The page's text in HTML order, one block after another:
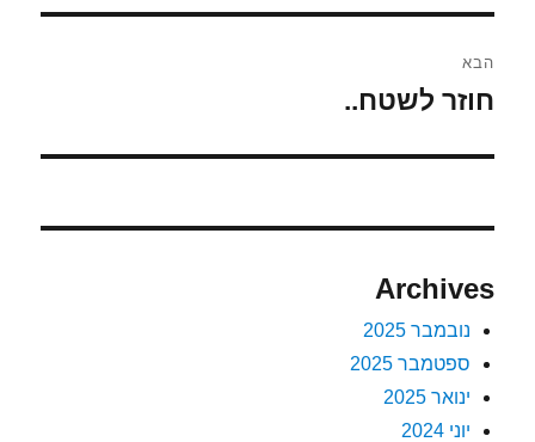
הבא
הפוסט
חוזר לשטח..
Archives
נובמבר 2025
ספטמבר 2025
ינואר 2025
יוני 2024